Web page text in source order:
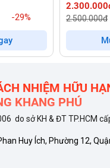
/ GX IH618SE Serie 6
đảm bảo hiệu suất ổn
Inverterlà tính năng cốt
nghệ này tối ưu hóa
độ ổn định, đặc biệt ở
2.300.000đ
2.500.000đ
Mua
NHIỆM HỮU
KHANG PHÚ
do sở KH & ĐT TP.HCM
Huy Ích, Phường 12,